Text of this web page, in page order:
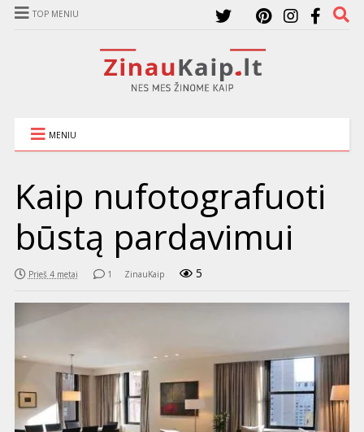
TOP MENIU
MENIU
Kaip nufotografuoti
būstą pardavimui
Prieš 4 metai 1 ZinauKaip 5